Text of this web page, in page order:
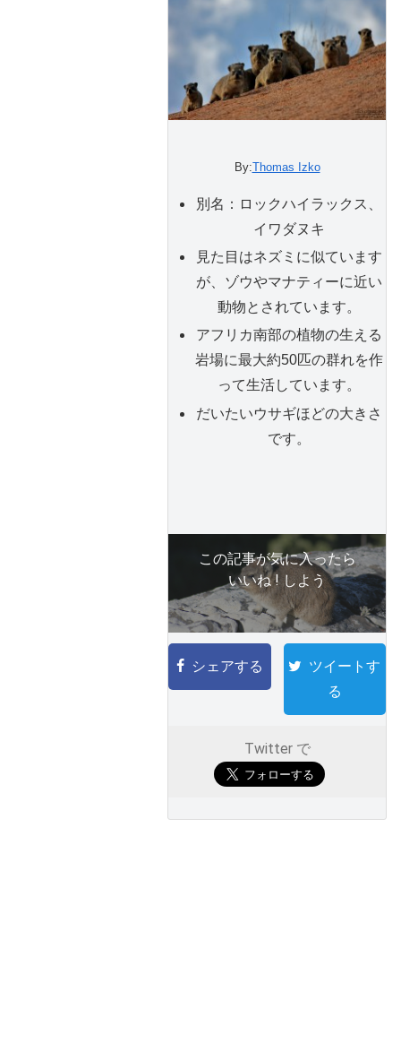
By:Thomas Izko
別名：ロックハイラックス、
イワダヌキ
見た目はネズミに似ています
が、ゾウやマナティーに近い
動物とされています。
アフリカ南部の植物の生える
岩場に最大約50匹の群れを作
って生活しています。
だいたいウサギほどの大きさ
です。
この記事が気に入ったら
いいね ! しよう
シェアする
ツイートす
る
Twitter で